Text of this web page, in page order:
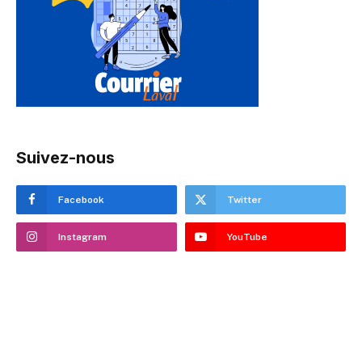
Suivez-nous
Facebook Twitter
Instagram YouTube